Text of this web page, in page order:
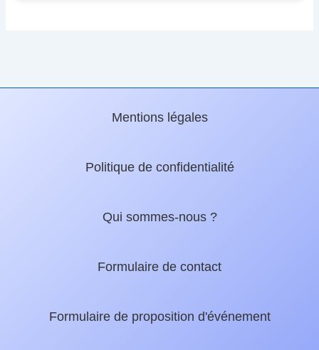
Mentions légales
Politique de confidentialité
Qui sommes-nous ?
Formulaire de contact
Formulaire de proposition d'événement